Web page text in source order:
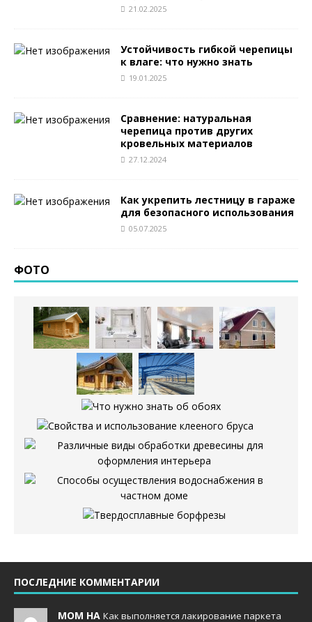
21.02.2025
Устойчивость гибкой черепицы
к влаге: что нужно знать
19.01.2025
Сравнение: натуральная
черепица против других
кровельных материалов
27.12.2024
Как укрепить лестницу в гараже
для безопасного использования
05.07.2025
ФОТО
ПОСЛЕДНИЕ КОММЕНТАРИИ
MOM НА Как выполняется лакирование паркета